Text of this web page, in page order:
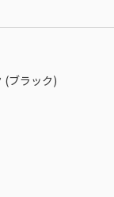
(ブラック)